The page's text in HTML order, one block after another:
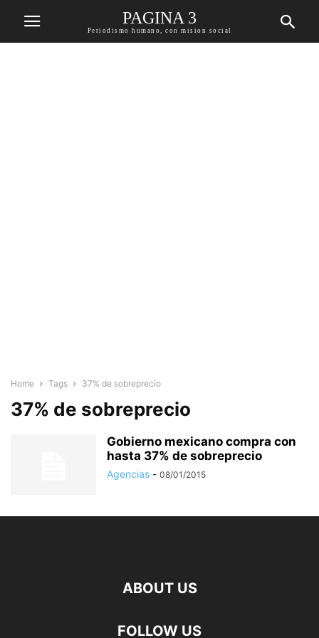
PAGINA 3
Periodismo humano, con mision social
Home Tags 37% de sobreprecio
37% de sobreprecio
Gobierno mexicano compra con
hasta 37% de sobreprecio
Agencias - 08/01/2015
ABOUT US
FOLLOW US